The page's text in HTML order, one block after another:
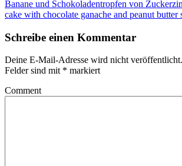
Schreibe einen Kommentar
Deine E-Mail-Adresse wird nicht veröffentlicht.
Felder sind mit * markiert
Comment